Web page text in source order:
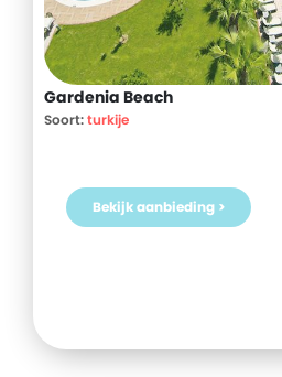
Gardenia Beach
Soort:turkije
Bekijk aanbieding >